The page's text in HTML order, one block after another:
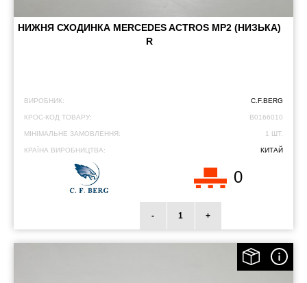
НИЖНЯ СХОДИНКА MERCEDES ACTROS MP2 (НИЗЬКА)
R
ВИРОБНИК: C.F.BERG
КРОС-КОД ТОВАРУ: B0166010
МІНІМАЛЬНЕ ЗАМОВЛЕННЯ: 1 ШТ.
КРАЇНА ВИРОБНИЦТВА: КИТАЙ
0
- +